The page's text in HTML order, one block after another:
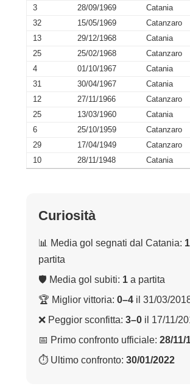
3
28/09/1969 Catania
32
15/05/1969 Catanzaro
13
29/12/1968 Catania
25
25/02/1968 Catanzaro
4
01/10/1967 Catania
31
30/04/1967 Catania
12
27/11/1966 Catanzaro
25
13/03/1960 Catania
6
25/10/1959 Catanzaro
29
17/04/1949 Catanzaro
10
28/11/1948 Catania
Curiosità
📊 Media gol segnati dal Catania:
partita
🛡 Media gol subiti: 1 a partita
🏆 Miglior vittoria: 0–4 il 31/03/
❌ Peggior sconfitta: 3–0 il 17/11/
📅 Primo confronto ufficiale: 28/11/
⏱ Ultimo confronto: 30/01/2022